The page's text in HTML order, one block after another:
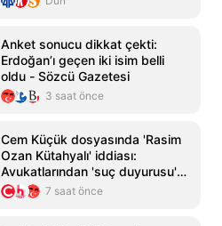
Anket sonucu dikkat çekti:
Erdoğan’ı geçen iki isim belli
oldu - Sözcü Gazetesi
3 saat önce
Cem Küçük dosyasında 'Rasim
Ozan Kütahyalı' iddiası:
Avukatlarından 'suç duyurusu'
hamlesi 7 saat önce